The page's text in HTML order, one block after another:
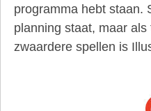
programma hebt staan.
planning staat, maar
zwaardere spellen is